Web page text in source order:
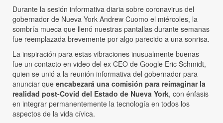
Durante la sesión informativa diaria sobre coronavirus del
gobernador de Nueva York Andrew Cuomo el miércoles, la
sombría mueca que llenó nuestras pantallas durante semanas
fue reemplazada brevemente por algo parecido a una sonrisa.
La inspiración para estas vibraciones inusualmente buenas
fue un contacto en video del ex CEO de Google Eric Schmidt,
quien se unió a la reunión informativa del gobernador para
anunciar que encabezará una comisión para reimaginar la
realidad post-Covid del Estado de Nueva York, con énfasis
en integrar permanentemente la tecnología en todos los
aspectos de la vida cívica.